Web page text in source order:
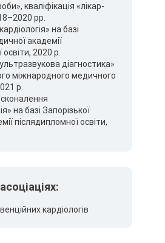
кваліфікація «лікар-
рр.
на базі
академії
2020 р.
діагностика»
міжнародного медичного
р.
на базі Запорізької
післядипломної освіти,
кардіологів